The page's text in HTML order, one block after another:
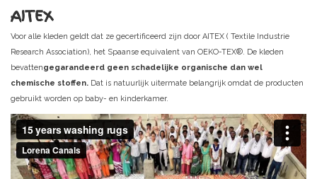
AITEX
Voor alle kleden geldt dat ze gecertificeerd zijn door AITEX ( Textile Industrie
Research Association), het Spaanse equivalent van OEKO-TEX®. De kleden
bevattengegarandeerd geen schadelijke organische dan wel
chemische stoffen. Dat is natuurlijk uitermate belangrijk omdat de producten
gebruikt worden op baby- en kinderkamer.